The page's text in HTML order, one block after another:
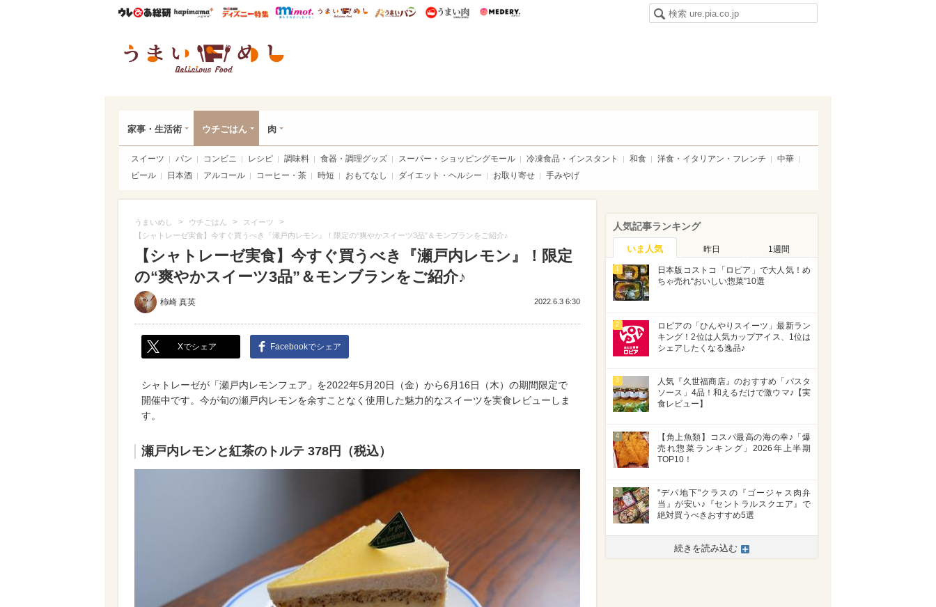
ウレぴあ総研ハピママ* ウレぴあ総研 ディズニー特集
mimot. うまいめし うまいパン うまい肉
家事・生活術 ウチごはん 肉
スイーツ パン コンビニ レシピ 調味料 食器・調理グッズ スーパー・ショッピングモール 冷凍食品・インスタント 和食 洋食・イタリアン・フレンチ
中華
ビール
日本酒 アルコール コーヒー・茶 時短 おもてなし ダイエット・ヘルシー お取り寄せ 手みやげ
うまいめし > ウチごはん > スイーツ >
【シャトレーゼ実食】今すぐ買うべき『瀬戸内レモン』！限定の“爽やかスイーツ3品”＆モンブランをご紹介♪
【シャトレーゼ実食】今すぐ買うべき『瀬戸内レモン』！限定
の“爽やかスイーツ3品”＆モンブランをご紹介♪
柿崎 真英 2022.6.3 6:30
Xでシェア Facebookでシェア
シャトレーゼが「瀬戸内レモンフェア」を2022年5月20日（金）から6月16日（木）の期間限定で
開催中です。今が旬の瀬戸内レモンを余すことなく使用した魅力的なスイーツを実食レビューしま
す。
瀬戸内レモンと紅茶のトルテ 378円（税込）
人気記事ランキング
いま人気 昨日 1週間
1
日本版コストコ「ロピア」で大人気！め
ちゃ売れ“おいしい惣菜”10選
2
ロピアの「ひんやりスイーツ」最新ラン
キング！2位は人気カップアイス、1位は
シェアしたくなる逸品♪
3
人気『久世福商店』のおすすめ「パスタ
ソース」4品！和えるだけで激ウマ♪【実
食レビュー】
4
【角上魚類】コスパ最高の海の幸♪「爆
売れ惣菜ランキング」2026年上半期
TOP10！
5
"デパ地下"クラスの『ゴージャス肉弁
当』が安い♪『セントラルスクエア』で
絶対買うべきおすすめ5選
続きを読み込む